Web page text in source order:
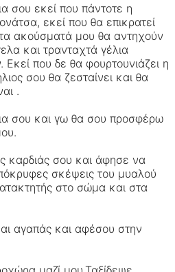
σου εκεί που πάντοτε η
εκεί που θα επικρατεί
ακούσματά μου θα αντηχούν
και τρανταχτά γέλια
που δε θα φουρτουνιάζει η
σου θα ζεσταίνει και θα
.
σου και γω θα σου προσφέρω
καρδιάς σου και άφησε να
σκέψεις του μυαλού
στο σώμα και στα
αγαπάς και αφέσου στην